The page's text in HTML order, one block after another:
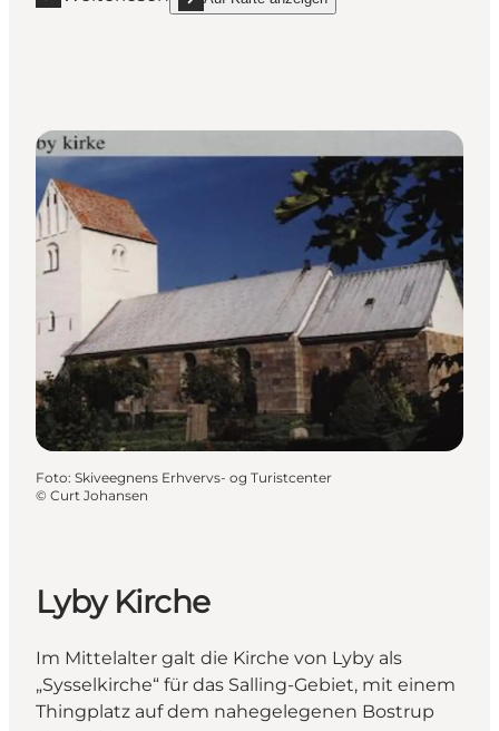
Mehr erfahren "Jebjerg Kirche"
show Jebjerg Kirche on_map
Foto: Skiveegnens Erhvervs- og Turistcenter
© Curt Johansen
Lyby Kirche
Im Mittelalter galt die Kirche von Lyby als
„Sysselkirche“ für das Salling-Gebiet, mit einem
Thingplatz auf dem nahegelegenen Bostrup